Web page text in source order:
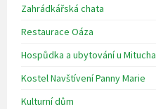
Zahrádkářská chata
Restaurace Oáza
Hospůdka a ubytování u Mitucha
Kostel Navštívení Panny Marie
Kulturní dům